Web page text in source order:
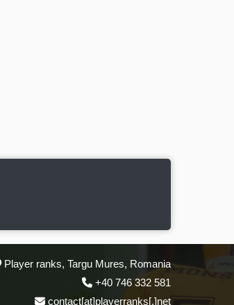
Player ranks, Targu Mures, Romania
+40 746 332 581
contact[at]playerranks[.]net